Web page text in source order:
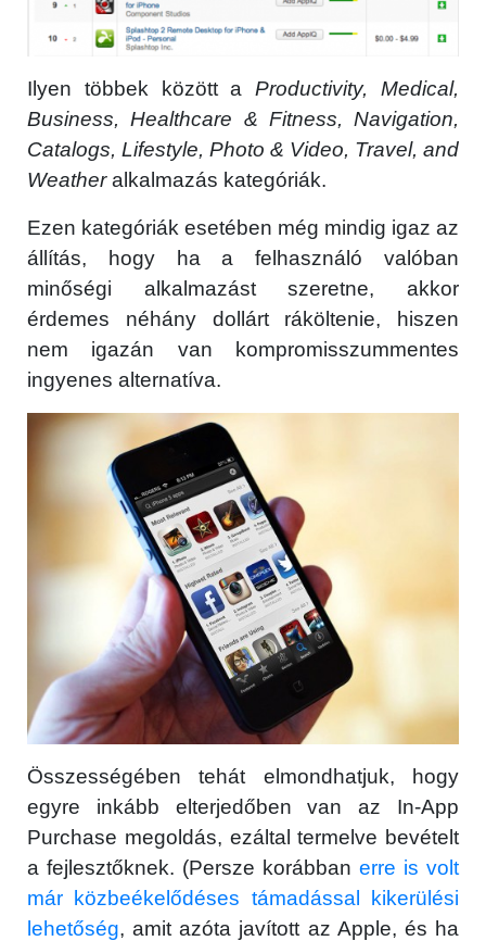
Ilyen többek között a Productivity, Medical,
Business, Healthcare & Fitness, Navigation,
Catalogs, Lifestyle, Photo & Video, Travel, and
Weatheralkalmazás kategóriák.
Ezen kategóriák esetében még mindig igaz az
állítás, hogy ha a felhasználó valóban
minőségi alkalmazást szeretne, akkor
érdemes néhány dollárt ráköltenie, hiszen
nem igazán van kompromisszummentes
ingyenes alternatíva.
Összességében tehát elmondhatjuk, hogy
egyre inkább elterjedőben van az In-App
Purchase megoldás, ezáltal termelve bevételt
a fejlesztőknek. (Persze korábban erre is volt
már közbeékelődéses támadással kikerülési
lehetőség, amit azóta javított az Apple, és ha